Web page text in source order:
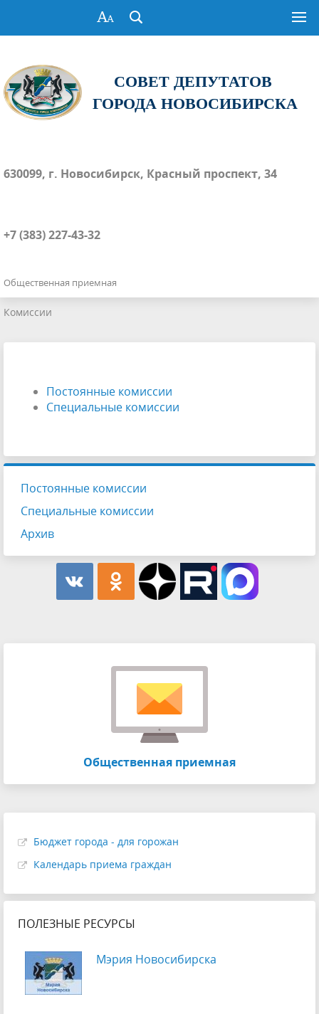
СОВЕТ ДЕПУТАТОВ
ГОРОДА НОВОСИБИРСКА
630099, г. Новосибирск, Красный проспект, 34
+7 (383) 227-43-32
Общественная приемная
Комиссии
Постоянные комиссии
Специальные комиссии
Постоянные комиссии
Специальные комиссии
Архив
Общественная приемная
Бюджет города - для горожан
Календарь приема граждан
ПОЛЕЗНЫЕ РЕСУРСЫ
Мэрия Новосибирска